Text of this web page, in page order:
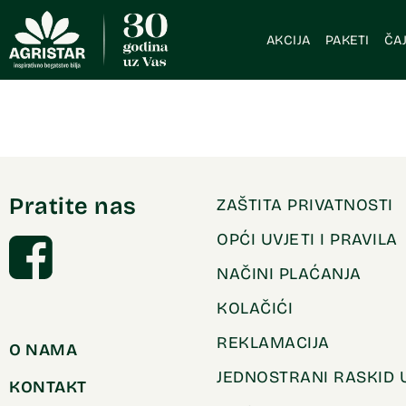
AKCIJA PAKETI
Pratite nas
O NAMA
KONTAKT
ZAŠTITA PRIVATNOSTI
OPĆI UVJETI I PRAVILA
NAČINI PLAĆANJA
KOLAČIĆI
REKLAMACIJA
JEDNOSTRANI RASKID